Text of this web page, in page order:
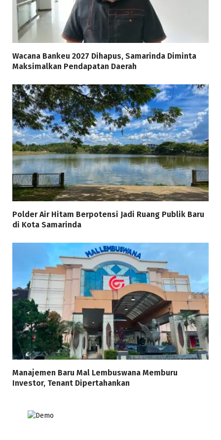
Wacana Bankeu 2027 Dihapus, Samarinda Diminta
Maksimalkan Pendapatan Daerah
Polder Air Hitam Berpotensi Jadi Ruang Publik Baru
di Kota Samarinda
Manajemen Baru Mal Lembuswana Memburu
Investor, Tenant Dipertahankan